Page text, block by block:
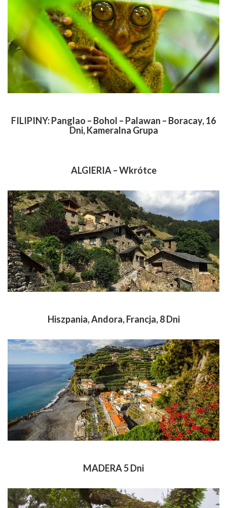
FILIPINY: Panglao – Bohol – Palawan – Boracay, 16
Dni, Kameralna Grupa
ALGIERIA – Wkrótce
Hiszpania, Andora, Francja, 8 Dni
MADERA 5 Dni